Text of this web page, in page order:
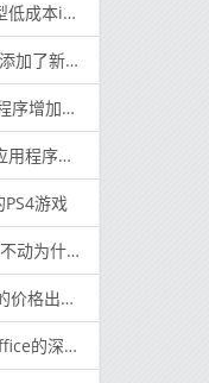
本iPad
隐私控制
式等的支持
应用程序空间
游戏
为什么
传感器功能
深度融合